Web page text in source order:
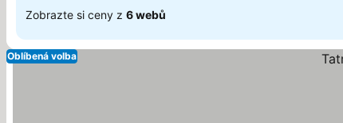
Zobrazte si ceny z 6 webů
Oblíbená volba